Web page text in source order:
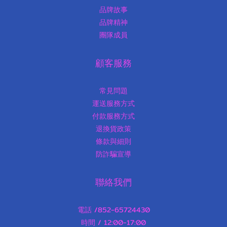
品牌故事
品牌精神
團隊成員
顧客服務
常見問題
運送服務方式
付款服務方式
退換貨政策
條款與細則
防詐騙宣導
聯絡我們
電話 /852-65724430
時間 / 12:00-17:00